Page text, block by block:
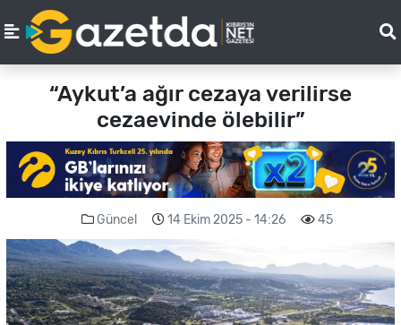
“Aykut’a ağır cezaya verilirse
cezaevinde ölebilir”
Güncel 14 Ekim 2025 - 14:26 45